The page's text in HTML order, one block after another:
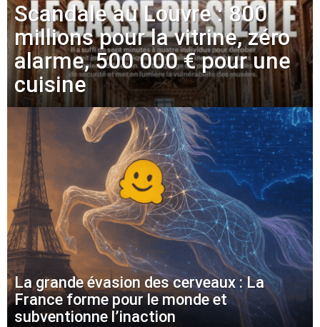
Scandale au Louvre : 800
millions pour la vitrine, zéro
alarme, 500 000 € pour une
cuisine
La grande évasion des cerveaux : La
France forme pour le monde et
subventionne l’inaction